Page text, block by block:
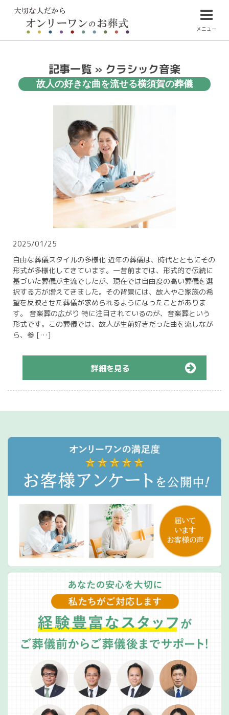
メニュー
記事一覧 » クラシック音楽
故人の好きな曲を流せる横須賀の葬儀
2025/01/25
自由な葬儀スタイルの多様化 近年の葬儀は、時代とともにその
形式が多様化してきています。一昔前までは、形式的で伝統に
基づいた葬儀が主流でしたが、現在では自由度の高い葬儀を選
択する方が増えてきました。その背景には、故人やご家族の希
望を反映させた葬儀が求められるようになったことがありま
す。 音楽葬の広がり 特に注目されているのが、音楽葬という
形式です。この葬儀では、故人が生前好きだった曲を流しなが
ら、参 […]
詳細を見る